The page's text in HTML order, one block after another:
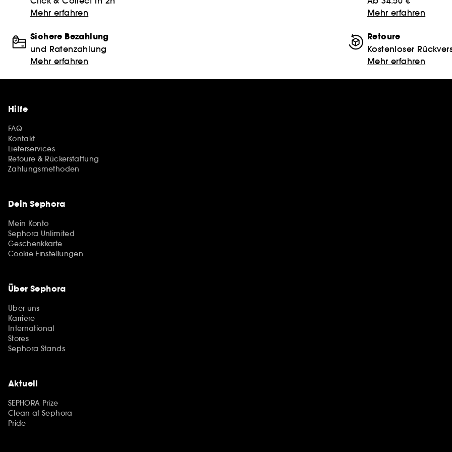
Mehr erfahren
Mehr erfahren
Sichere Bezahlung
und Ratenzahlung
Mehr erfahren
Retoure
Kostenloser
Mehr erfahren
Hilfe
FAQ
Kontakt
Lieferservices
Retoure & Rückerstattung
Zahlungsmethoden
Dein Sephora
Mein Konto
Sephora Unlimited
Geschenkkarte
Cookie Einstellungen
Über Sephora
Über uns
Karriere
International
Stores
Sephora Stands
Aktuell
SEPHORA Prize
Clean at Sephora
Pride